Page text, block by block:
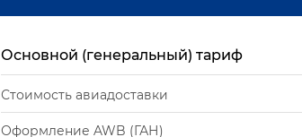
Основной (генеральный) тариф
Стоимость авиадоставки
Оформление AWB (ГАН)